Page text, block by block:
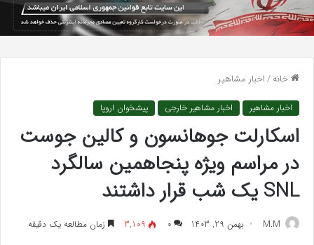
خانه/اخبار مشاهیر
اخبار مشاهیر اخبار مشاهیر خارجی پیشخوان اروپا
اسکارلت جوهانسون و کالین جوست
در مراسم ویژه پنجاهمین سالگرد
SNL یک شب قرار داشتند
M.M بهمن 29, 1403 ۰ 3,109 زمان مطالعه یک دقیقه